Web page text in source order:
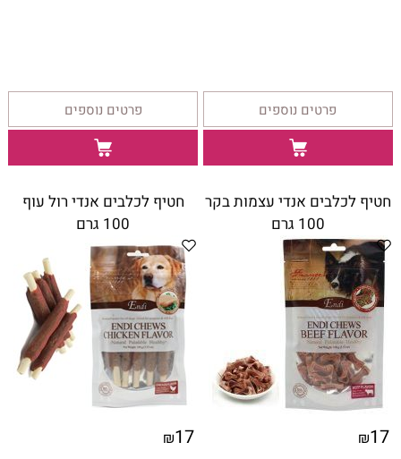
פרטים נוספים פרטים נוספים
חטיף לכלבים אנדי עצמות בקר
100 גרם
₪17
חטיף לכלבים אנדי רול עוף
100 גרם
₪17